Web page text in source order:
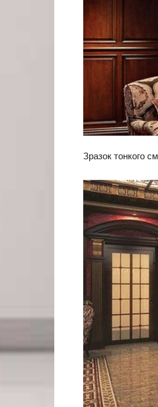
Зразок тонкого